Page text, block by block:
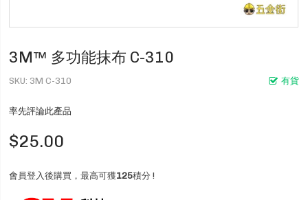
3M™ 多功能抹布 C-310
有貨
SKU 3M C-310
率先評論此產品
$25.00
會員登入後購買，最高可獲125積分 !